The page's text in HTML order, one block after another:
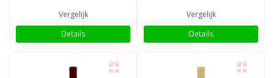
Vergelijk
Details
Vergelijk
Details